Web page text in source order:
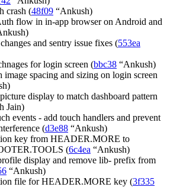
crash (48f09 “Ankush)
flow in in-app browser on Android and
and sentry issue fixes (553ea
for login screen (bbc38 “Ankush)
image spacing and sizing on login screen
display to match dashboard pattern
Jain)
events - add touch handlers and prevent
(d3e88 “Ankush)
key from HEADER.MORE to
(6c4ea “Ankush)
display and remove lib- prefix from
“Ankush)
file for HEADER.MORE key (3f335